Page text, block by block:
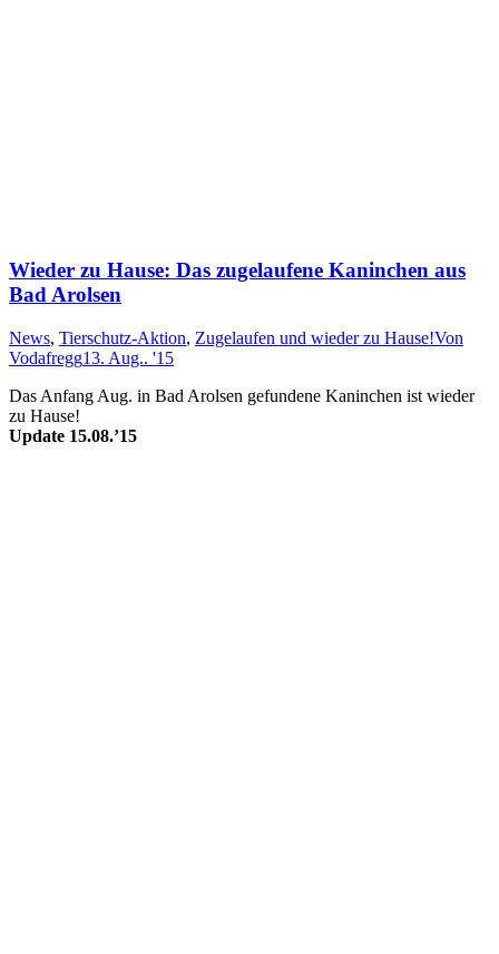
Wieder zu Hause: Das zugelaufene Kaninchen aus
Bad Arolsen
News, Tierschutz-Aktion, Zugelaufen und wieder zu Hause!Von
Vodafregg13. Aug.. '15
Das Anfang Aug. in Bad Arolsen gefundene Kaninchen ist wieder
zu Hause!
Update 15.08.’15